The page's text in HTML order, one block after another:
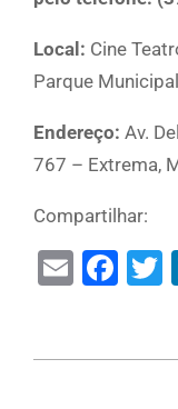
Local: Cine
Parque
Endereço: Av.
767 – Extrema,
Compartilhar:
Email